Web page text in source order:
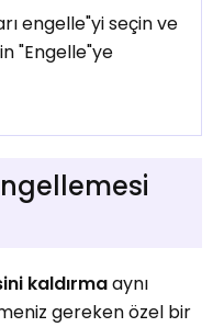
engelle"yi seçin ve
"Engelle"ye
kaldırmaaynı
gereken özel bir